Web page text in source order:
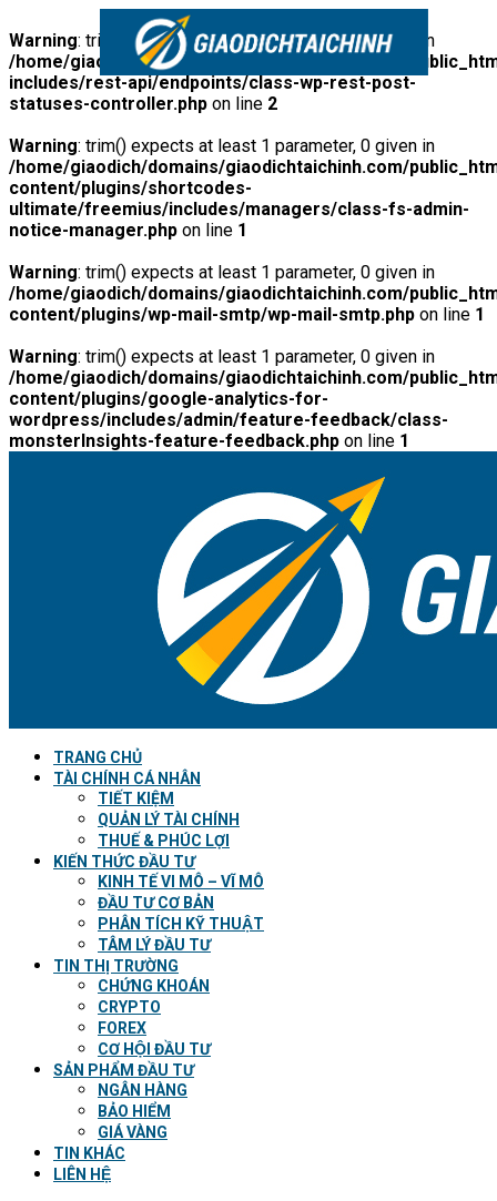
Warning: trim() expects at least 1 parameter, 0 given in
/home/giaodich/domains/giaodichtaichinh.com/
includes/rest-api/endpoints/class-wp-rest-post-
statuses-controller.php on line 2
Warning: trim() expects at least 1 parameter, 0 given in
/home/giaodich/domains/giaodichtaichinh.com/
content/plugins/shortcodes-
ultimate/freemius/includes/managers/class-fs-admin-
notice-manager.php on line 1
Warning: trim() expects at least 1 parameter, 0 given in
/home/giaodich/domains/giaodichtaichinh.com/
content/plugins/wp-mail-smtp/wp-mail-smtp.php on line 1
Warning: trim() expects at least 1 parameter, 0 given in
/home/giaodich/domains/giaodichtaichinh.com/
content/plugins/google-analytics-for-
wordpress/includes/admin/feature-feedback/class-
monsterInsights-feature-feedback.php on line 1
TRANG CHỦ
TÀI CHÍNH CÁ NHÂN
TIẾT KIỆM
QUẢN LÝ TÀI CHÍNH
THUẾ & PHÚC LỢI
KIẾN THỨC ĐẦU TƯ
KINH TẾ VI MÔ – VĨ MÔ
ĐẦU TƯ CƠ BẢN
PHÂN TÍCH KỸ THUẬT
TÂM LÝ ĐẦU TƯ
TIN THỊ TRƯỜNG
CHỨNG KHOÁN
CRYPTO
FOREX
CƠ HỘI ĐẦU TƯ
SẢN PHẨM ĐẦU TƯ
NGÂN HÀNG
BẢO HIỂM
GIÁ VÀNG
TIN KHÁC
LIÊN HỆ